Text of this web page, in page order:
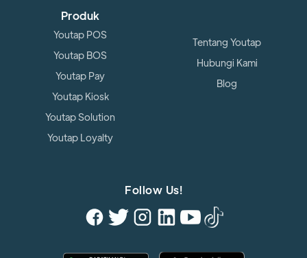
Produk
Youtap POS
Youtap BOS
Youtap Pay
Youtap Kiosk
Youtap Solution
Youtap Loyalty
Tentang Youtap
Hubungi Kami
Blog
Follow Us!